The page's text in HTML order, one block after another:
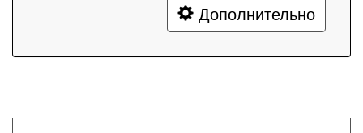
Дополнительно